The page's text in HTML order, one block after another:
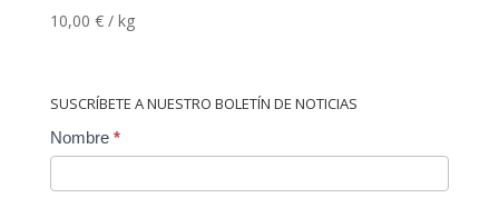
10,00 € / kg
SUSCRÍBETE A NUESTRO BOLETÍN DE NOTICIAS
Contact
Nombre *